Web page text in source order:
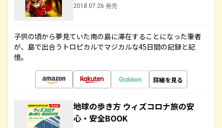
2018.07.26 発売
子供の頃から夢見ていた南の島に滞在することになった筆者
が、島で出合うトロピカルでマジカルな45日間の記録と記
憶。
詳細を見る
地球の歩き方 ウィズコロナ旅の安
心・安全BOOK